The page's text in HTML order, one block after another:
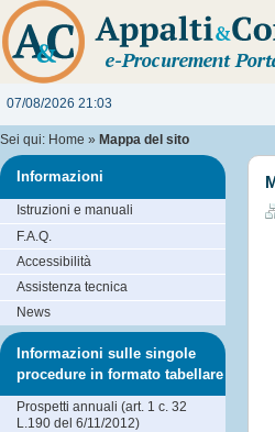
07/08/2026 21:03
Sei qui: Home » Mappa del sito
Informazioni
Istruzioni e manuali
F.A.Q.
Accessibilità
Assistenza tecnica
News
Informazioni sulle singole
procedure in formato tabellare
Prospetti annuali (art. 1 c. 32
L.190 del 6/11/2012)